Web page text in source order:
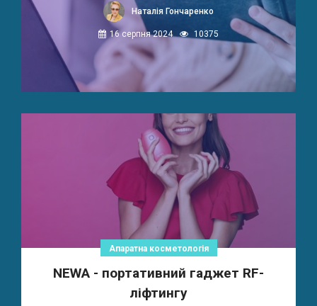
Наталія Гончаренко
16 серпня 2024 10375
Апаратна косметологія
NEWA - портативний гаджет RF-
ліфтингу